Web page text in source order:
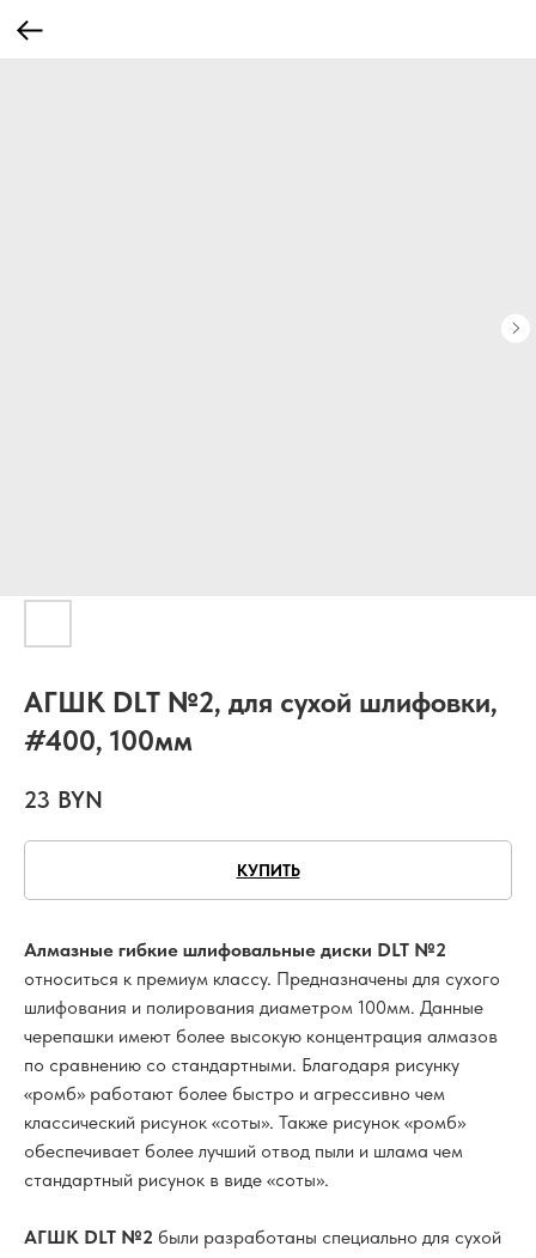
АГШК DLT №2, для сухой шлифовки,
#400, 100мм
23 BYN
КУПИТЬ
Алмазные гибкие шлифовальные диски DLT №2
относиться к премиум классу. Предназначены для сухого
шлифования и полирования диаметром 100мм. Данные
черепашки имеют более высокую концентрация алмазов
по сравнению со стандартными. Благодаря рисунку
«ромб» работают более быстро и агрессивно чем
классический рисунок «соты». Также рисунок «ромб»
обеспечивает более лучший отвод пыли и шлама чем
стандартный рисунок в виде «соты».
АГШК DLT №2 были разработаны специально для сухой